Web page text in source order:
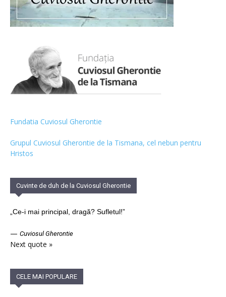
Fundatia Cuviosul Gherontie
Grupul Cuviosul Gherontie de la Tismana, cel nebun pentru
Hristos
Cuvinte de duh de la Cuviosul Gherontie
„Ce-i mai principal, dragă? Sufletul!”
— Cuviosul Gherontie
Next quote »
CELE MAI POPULARE